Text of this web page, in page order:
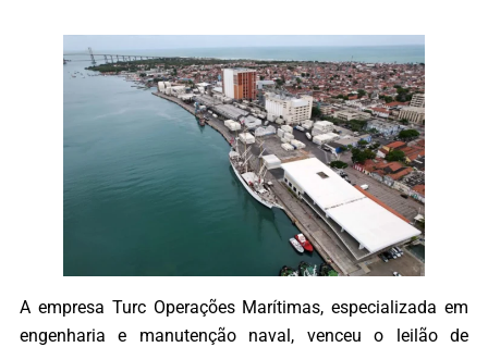
A empresa Turc Operações Marítimas, especializada em
engenharia e manutenção naval, venceu o leilão de